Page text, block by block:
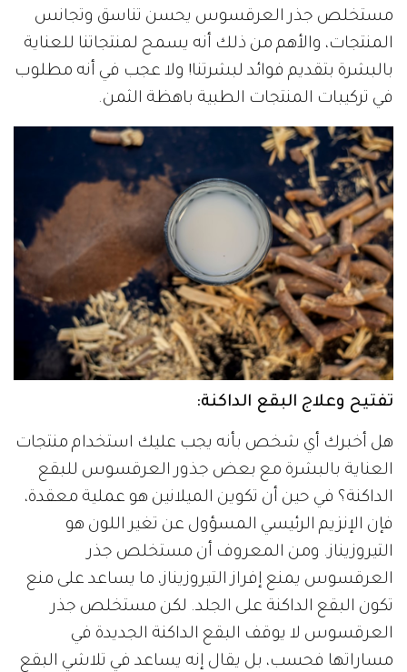
مستخلص جذر العرقسوس يحسن تناسق وتجانس
المنتجات، والأهم من ذلك أنه يسمح لمنتجاتنا للعناية
بالبشرة بتقديم فوائد لبشرتنا! ولا عجب في أنه مطلوب
في تركيبات المنتجات الطبية باهظة الثمن.
تفتيح وعلاج البقع الداكنة:
هل أخبرك أي شخص بأنه يجب عليك استخدام منتجات
العناية بالبشرة مع بعض جذور العرقسوس للبقع
الداكنة؟ في حين أن تكوين الميلانين هو عملية معقدة،
فإن الإنزيم الرئيسي المسؤول عن تغير اللون هو
التيروزيناز. ومن المعروف أن مستخلص جذر
العرقسوس يمنع إفراز التيروزيناز، ما يساعد على منع
تكون البقع الداكنة على الجلد. لكن مستخلص جذر
العرقسوس لا يوقف البقع الداكنة الجديدة في
مساراتها فحسب، بل يقال إنه يساعد في تلاشي البقع